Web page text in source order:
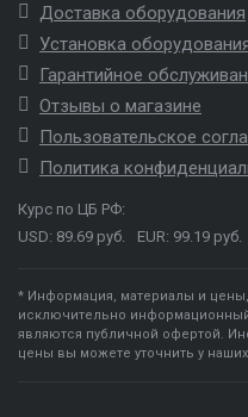
Доставка оборудования
Установка
Гарантийное
Отзывы о магазине
Пользовательское
Политика
Курс по ЦБ РФ:
USD: 89.69 руб.
EUR: 99.19 руб.
* Информация, материалы и
исключительно информационный
являются публичной офертой.
цены вы можете уточнить у